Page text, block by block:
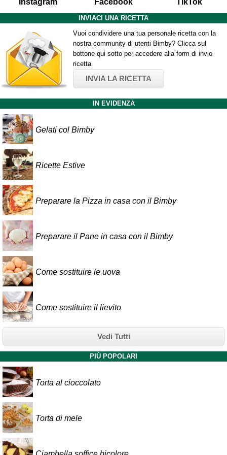
Instagram Facebook TikTok
INVIACI UNA RICETTA
Vuoi condividere una tua personale ricetta con la
nostra community di utenti Bimby? Clicca sul
bottone qui sotto per accedere alla form di invio
ricetta
INVIA LA RICETTA
IN EVIDENZA
Gelati col Bimby
Ricette Estive
Preparare la Pizza in casa con il Bimby
Preparare il Pane in casa con il Bimby
Come sostituire le uova
Come sostituire il lievito
Vedi Tutti
PIÙ POPOLARI
Torta al cioccolato
Torta di mele